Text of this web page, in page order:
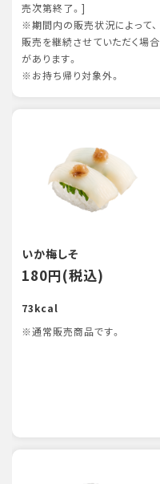
売次第終了。]
※期間内の販売状況によって、
販売を継続させていただく場合
があります。
※お持ち帰り対象外。
いか梅しそ
180円(税込)
73kcal
※通常販売商品です。